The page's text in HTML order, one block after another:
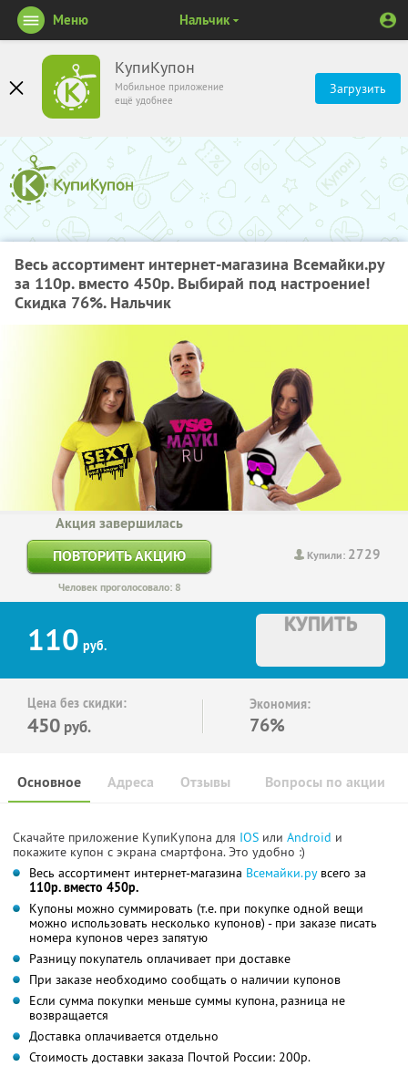
КупиКупон
Мобильное приложение
ещё удобнее
Загрузить
Меню Нальчик
Весь ассортимент интернет-магазина Всемайки.ру
за 110р. вместо 450р. Выбирай под настроение!
Скидка 76%. Нальчик
Купили: 2729
Акция завершилась
ПОВТОРИТЬ АКЦИЮ
Человек проголосовало: 8
110 руб.
КУПИТЬ
Цена без скидки:
450 руб.
Экономия:
76%
Основное Отзывы Вопросы по акции
Адреса
Скачайте приложение КупиКупона для IOS или Android и
покажите купон с экрана смартфона. Это удобно :)
Весь ассортимент интернет-магазина Всемайки.рувсего за
110р. вместо 450р.
Купоны можно суммировать (т.е. при покупке одной вещи
можно использовать несколько купонов) - при заказе писать
номера купонов через запятую
Разницу покупатель оплачивает при доставке
При заказе необходимо сообщать о наличии купонов
Если сумма покупки меньше суммы купона, разница не
возвращается
Доставка оплачивается отдельно
Стоимость доставки заказа Почтой России: 200р.